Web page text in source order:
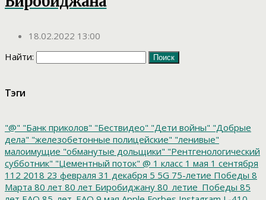
18.02.2022 13:00
Найти:
Тэги
"@" "Банк приколов" "Бествидео" "Дети войны" "Добрые
дела" "железобетонные полицейские" "ленивые"
малоимущие "обманутые дольщики" "Рентгенологический
субботник" "Цементный поток" @ 1 класс 1 мая 1 сентября
112 2018 23 февраля 31 декабря 5 5G 75-летие Победы 8
Марта 80 лет 80 лет Биробиджану 80_летие_Победы 85